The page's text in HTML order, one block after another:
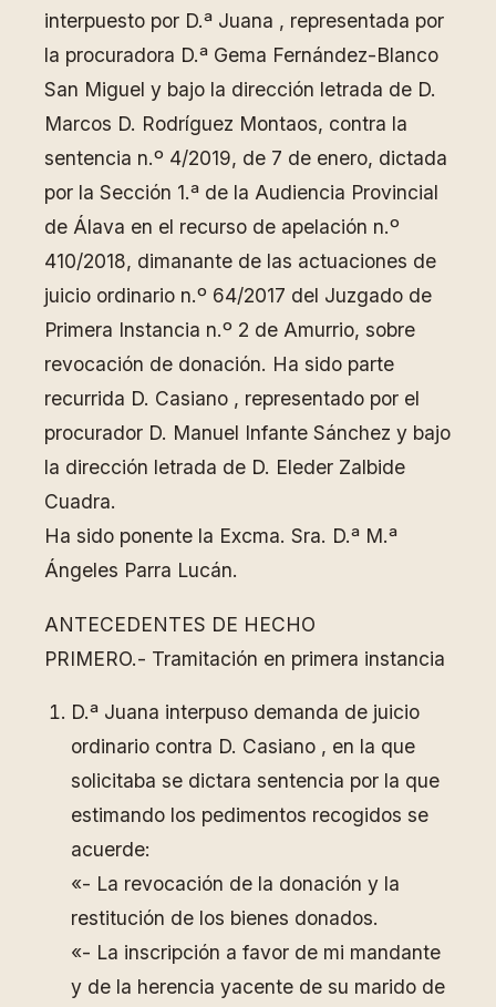
interpuesto por D.ª Juana , representada por
la procuradora D.ª Gema Fernández-Blanco
San Miguel y bajo la dirección letrada de D.
Marcos D. Rodríguez Montaos, contra la
sentencia n.º 4/2019, de 7 de enero, dictada
por la Sección 1.ª de la Audiencia Provincial
de Álava en el recurso de apelación n.º
410/2018, dimanante de las actuaciones de
juicio ordinario n.º 64/2017 del Juzgado de
Primera Instancia n.º 2 de Amurrio, sobre
revocación de donación. Ha sido parte
recurrida D. Casiano , representado por el
procurador D. Manuel Infante Sánchez y bajo
la dirección letrada de D. Eleder Zalbide
Cuadra.
Ha sido ponente la Excma. Sra. D.ª M.ª
Ángeles Parra Lucán.
ANTECEDENTES DE HECHO
PRIMERO.- Tramitación en primera instancia
D.ª Juana interpuso demanda de juicio
ordinario contra D. Casiano , en la que
solicitaba se dictara sentencia por la que
estimando los pedimentos recogidos se
acuerde:
«- La revocación de la donación y la
restitución de los bienes donados.
«- La inscripción a favor de mi mandante
y de la herencia yacente de su marido de